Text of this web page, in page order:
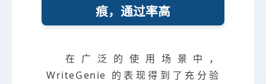
痕，通过率高
在广泛的使用场景中，
WriteGenie 的表现得到了充分验